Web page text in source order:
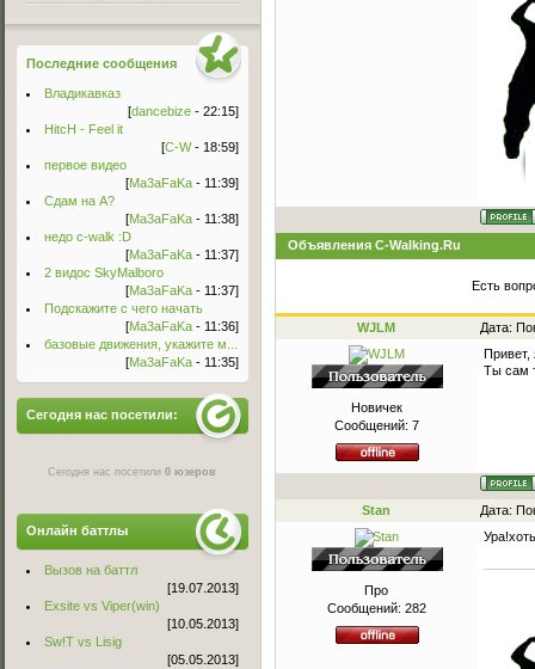
Объявления C-Walking.Ru
Есть
WJLM Дата:
Новичек
Сообщений: 7
Привет,
Ты сам
Stan Дата:
Про
Сообщений: 282
Последние сообщения
Владикавказ
[dancebize - 22:15]
HitcH - Feel it
[C-W- 18:59]
первое видео
[Ma3aFaKa - 11:39]
Сдам на А?
[Ma3aFaKa - 11:38]
недо c-walk :D
[Ma3aFaKa - 11:37]
2 видос SkyMalboro
[Ma3aFaKa - 11:37]
Подскажите с чего начать
[Ma3aFaKa - 11:36]
базовые движения, укажите м...
[Ma3aFaKa - 11:35]
Сегодня нас посетили:
Сегодня нас посетили0 юзеров
Онлайн баттлы
Вызов на баттл
[19.07.2013]
Exsite vs Viper(win)
[10.05.2013]
Sw!T vs Lisig
[05.05.2013]